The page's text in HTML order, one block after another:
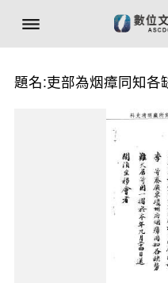
題名:吏部為烟瘴同知各